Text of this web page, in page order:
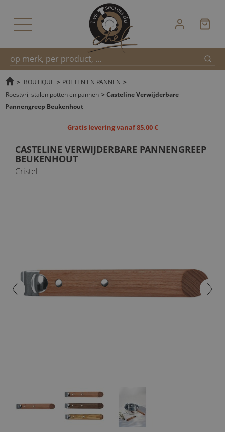
Snel
zoeken
> BOUTIQUE > POTTEN EN PANNEN >
Roestvrij stalen potten en pannen > Casteline Verwijderbare
Pannengreep Beukenhout
Gratis levering vanaf 85,00 €
CASTELINE VERWIJDERBARE PANNENGREEP
BEUKENHOUT
Cristel